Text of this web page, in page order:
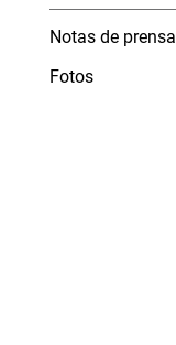
Notas de prensa
Fotos